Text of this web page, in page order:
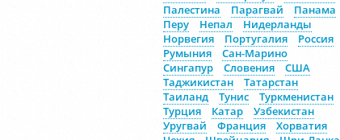
Палестина
Парагвай
Панама
Перу
Непал
Нидерланды
Норвегия
Португалия
Россия
Румыния
Сан-Марино
Сингапур
Словения
США
Таджикистан
Татарстан
Таиланд
Тунис
Туркменистан
Турция
Катар
Узбекистан
Уругвай
Франция
Хорватия